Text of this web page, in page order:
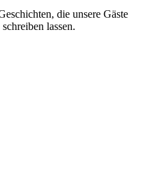
die unsere Gäste
lassen.